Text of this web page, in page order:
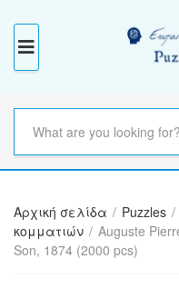
M
N
U
a
t
g
o
r
S
a
r
h
t
e
Αρχική σελίδα / Puzzles /
κομματιών / Auguste
Son, 1874 (2000 pcs)